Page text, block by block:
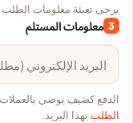
يرجى تعبئة معلومات الطلب
3 معلومات المستلم
الدفع كضيف يوصي
الطلب بهذا البريد.